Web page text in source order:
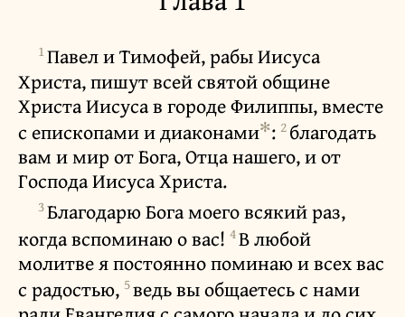
1Павел и Тимофей, рабы Иисуса
Христа, пишут всей святой общине
Христа Иисуса в городе Филиппы, вместе
с епископами и диаконами✻: 2благодать
вам и мир от Бога, Отца нашего, и от
Господа Иисуса Христа.
3Благодарю Бога моего всякий раз,
когда вспоминаю о вас! 4В любой
молитве я постоянно поминаю и всех вас
с радостью, 5ведь вы общаетесь с нами